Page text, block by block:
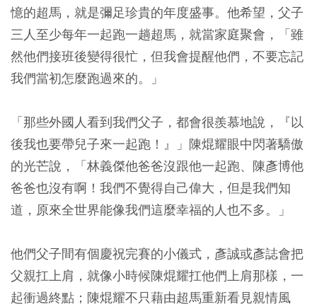
憶的超馬，就是彌足珍貴的年度盛事。他希望，父子
三人至少每年一起跑一趟超馬，就當家庭聚會，「雖
然他們接班後變得很忙，但我會提醒他們，不要忘記
我們當初怎麼跑過來的。」
「那些外國人看到我們父子，都會很羨慕地說，『以
後我也要帶兒子來一起跑！』」陳焜耀眼中閃著驕傲
的光芒說，「林義傑他爸爸沒跟他一起跑、陳彥博他
爸爸也沒有啊！我們不覺得自己偉大，但是我們知
道，原來全世界能像我們這麼幸福的人也不多。」
他們父子間有個慶祝完賽的小儀式，彥誠或彥誌會把
父親扛上肩，就像小時候陳焜耀扛他們上肩那樣，一
起衝過終點；陳焜耀不只藉由超馬重新看見親情風